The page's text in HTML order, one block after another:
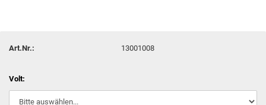
Art.Nr.: 13001008
Volt: